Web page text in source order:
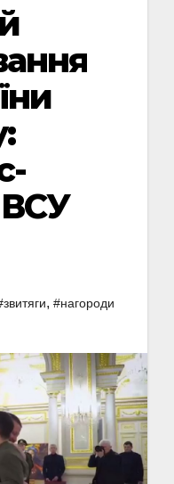
, #нагороди